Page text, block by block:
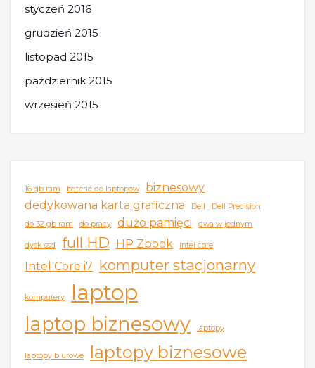
styczeń 2016
grudzień 2015
listopad 2015
październik 2015
wrzesień 2015
16 gb ram baterie do laptopów
biznesowy
dedykowana karta graficzna
Dell
Dell Precision
do 32 gb ram
do pracy dużo pamięci dwa w jednym
dysk ssd full HD HP Zbook intel core
Intel Core i7 komputer stacjonarny
komputery laptop
laptop biznesowy laptopy
laptopy biurowe laptopy biznesowe